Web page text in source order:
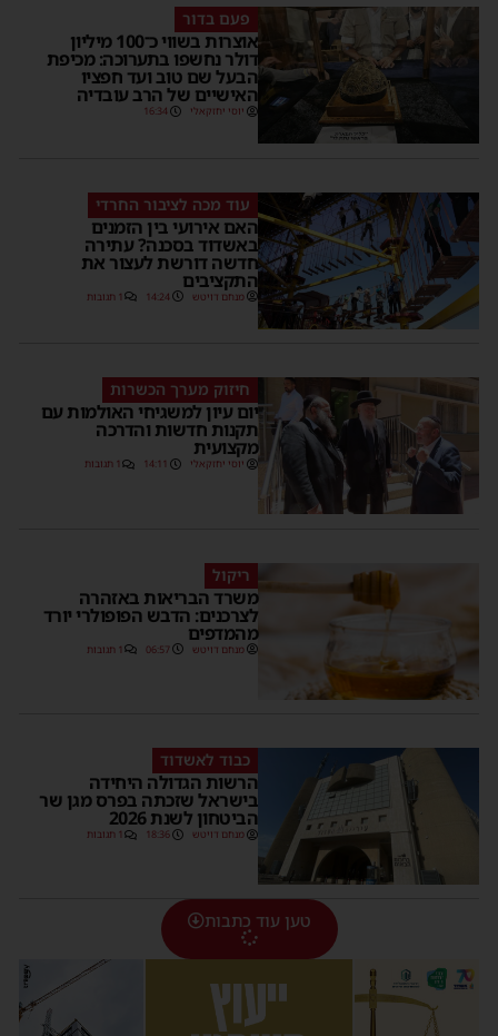
פעם בדור
אוצרות בשווי כ־100 מיליון
דולר נחשפו בתערוכה: מכיפת
הבעל שם טוב ועד חפציו
האישיים של הרב עובדיה
יוסי יחזקאלי 16:34
עוד מכה לציבור החרדי
האם אירועי בין הזמנים
באשדוד בסכנה? עתירה
חדשה דורשת לעצור את
התקציבים
מנחם דויטש 14:24 1 תגובות
חיזוק מערך הכשרות
יום עיון למשגיחי האולמות עם
תקנות חדשות והדרכה
מקצועית
יוסי יחזקאלי 14:11 1 תגובות
ריקול
משרד הבריאות באזהרה
לצרכנים: הדבש הפופולרי יורד
מהמדפים
מנחם דויטש 06:57 1 תגובות
כבוד לאשדוד
הרשות הגדולה היחידה
בישראל שזכתה בפרס מגן שר
הביטחון לשנת 2026
מנחם דויטש 18:36 1 תגובות
טען עוד כתבות